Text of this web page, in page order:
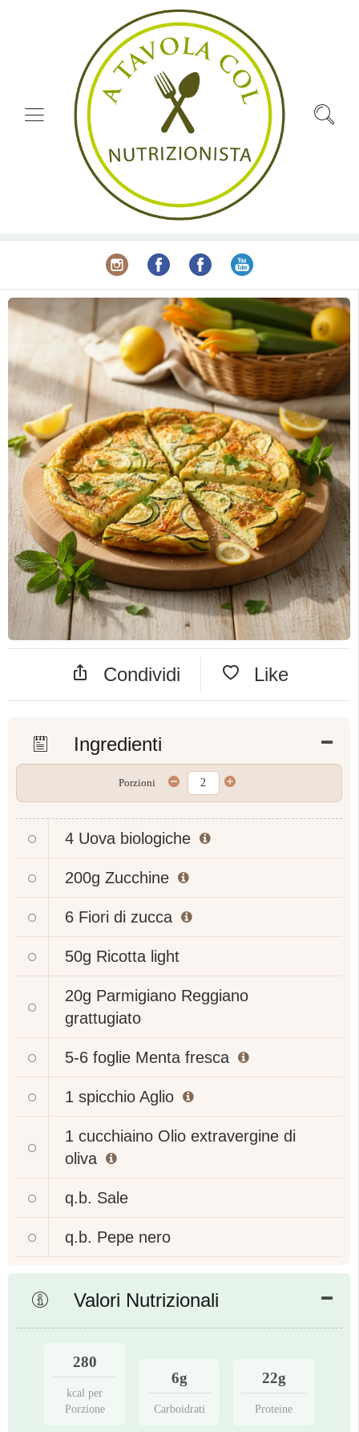
Condividi Like
Ingredienti
Porzioni
4 Uova biologiche
200g Zucchine
6 Fiori di zucca
50g Ricotta light
20g Parmigiano Reggiano
grattugiato
5-6 foglie Menta fresca
1 spicchio Aglio
1 cucchiaino Olio extravergine di
oliva
q.b. Sale
q.b. Pepe nero
Valori Nutrizionali
280
kcal per
Porzione
6g
Carboidrati
22g
Proteine